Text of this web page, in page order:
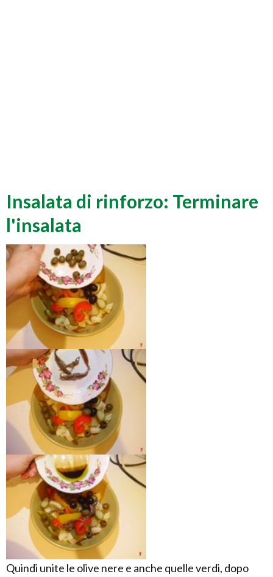
Insalata di rinforzo: Terminare
l'insalata
Quindi unite le olive nere e anche quelle verdi, dopo